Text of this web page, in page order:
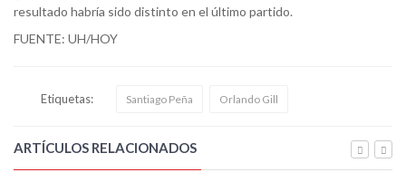
resultado habría sido distinto en el último partido.
FUENTE: UH/HOY
Etiquetas: Santiago Peña Orlando Gill
ARTÍCULOS RELACIONADOS